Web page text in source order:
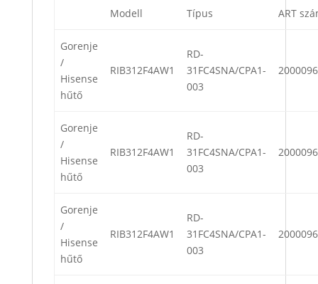
Modell Típus ART
Gorenje
/
Hisense
hűtő
RIB312F4AW1
RD-
31FC4SNA/CPA1-
003
Gorenje
/
Hisense
hűtő
RIB312F4AW1
RD-
31FC4SNA/CPA1-
003
Gorenje
/
Hisense
hűtő
RIB312F4AW1
RD-
31FC4SNA/CPA1-
003